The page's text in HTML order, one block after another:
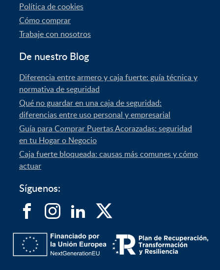
Política de cookies
Cómo comprar
Trabaje con nosotros
De nuestro Blog
Diferencia entre armero y caja fuerte: guía técnica y
normativa de seguridad
Qué no guardar en una caja de seguridad:
diferencias entre uso personal y empresarial
Guía para Comprar Puertas Acorazadas: seguridad
en tu Hogar o Negocio
Caja fuerte bloqueada: causas más comunes y cómo
actuar
Síguenos: